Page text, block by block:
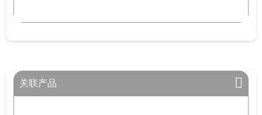
关联产品